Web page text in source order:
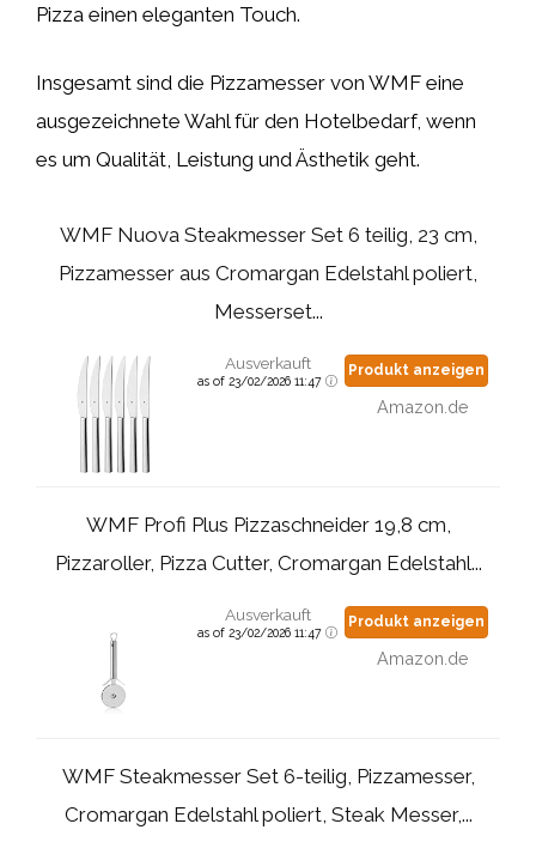
Pizza einen eleganten Touch.
Insgesamt sind die Pizzamesser von WMF eine
ausgezeichnete Wahl für den Hotelbedarf, wenn
es um Qualität, Leistung und Ästhetik geht.
WMF Nuova Steakmesser Set 6 teilig, 23 cm,
Pizzamesser aus Cromargan Edelstahl poliert,
Messerset...
Ausverkauft
as of 23/02/2026 11:47
Produkt anzeigen
Amazon.de
WMF Profi Plus Pizzaschneider 19,8 cm,
Pizzaroller, Pizza Cutter, Cromargan Edelstahl...
Ausverkauft
as of 23/02/2026 11:47
Produkt anzeigen
Amazon.de
WMF Steakmesser Set 6-teilig, Pizzamesser,
Cromargan Edelstahl poliert, Steak Messer,...